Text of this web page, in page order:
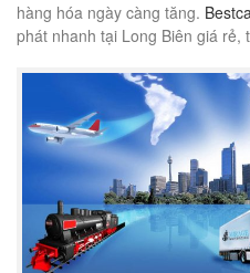
hàng hóa ngày càng tăng.
phát nhanh tại Long Biên giá rẻ,